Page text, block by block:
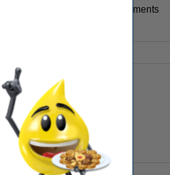
Vous créez ainsi des moments